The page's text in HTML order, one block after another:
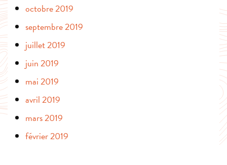
octobre 2019
septembre 2019
juillet 2019
juin 2019
mai 2019
avril 2019
mars 2019
février 2019